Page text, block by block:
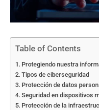
Table of Contents
Protegiendo nuestra
Tipos de ciberseguridad
Protección de datos
Seguridad en dispositivos
Protección de la